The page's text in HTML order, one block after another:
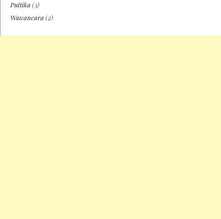
Puitika (3)
Wawancara (2)